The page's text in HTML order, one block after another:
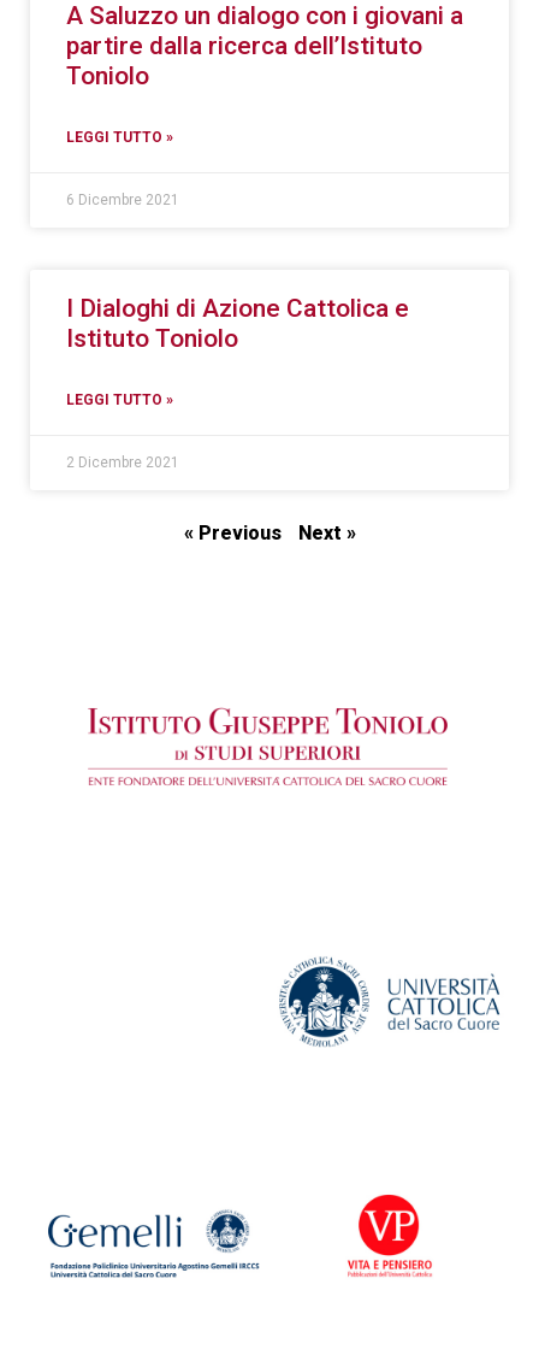
A Saluzzo un dialogo con i giovani a
partire dalla ricerca dell’Istituto
Toniolo
LEGGI TUTTO »
6 Dicembre 2021
I Dialoghi di Azione Cattolica e
Istituto Toniolo
LEGGI TUTTO »
2 Dicembre 2021
« Previous Next »